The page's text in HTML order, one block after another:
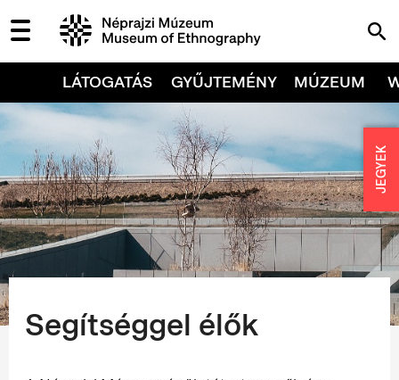
LÁTOGATÁS GYŰJTEMÉNY MÚZEUM
Segítséggel élők
JEGYEK